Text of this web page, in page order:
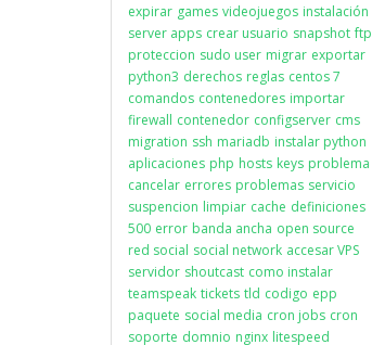
expirar games videojuegos instalación
server apps crear usuario snapshot ftp
proteccion sudo user migrar exportar
python3 derechos reglas centos 7
comandos contenedores importar
firewall contenedor configserver cms
migration ssh mariadb instalar python
aplicaciones php hosts keys problema
cancelar errores problemas servicio
suspencion limpiar cache definiciones
500 error banda ancha open source
red social social network accesar VPS
servidor shoutcast como instalar
teamspeak tickets tld codigo epp
paquete social media cron jobs cron
soporte domnio nginx litespeed